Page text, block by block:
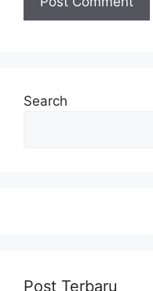
Search
Post Terbaru